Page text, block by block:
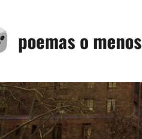
poemas o menos